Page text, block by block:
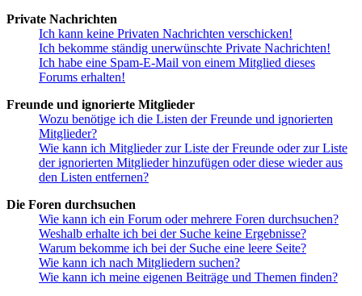
Private Nachrichten
Ich kann keine Privaten Nachrichten verschicken!
Ich bekomme ständig unerwünschte Private Nachrichten!
Ich habe eine Spam-E-Mail von einem Mitglied dieses
Forums erhalten!
Freunde und ignorierte Mitglieder
Wozu benötige ich die Listen der Freunde und ignorierten
Mitglieder?
Wie kann ich Mitglieder zur Liste der Freunde oder zur Liste
der ignorierten Mitglieder hinzufügen oder diese wieder aus
den Listen entfernen?
Die Foren durchsuchen
Wie kann ich ein Forum oder mehrere Foren durchsuchen?
Weshalb erhalte ich bei der Suche keine Ergebnisse?
Warum bekomme ich bei der Suche eine leere Seite?
Wie kann ich nach Mitgliedern suchen?
Wie kann ich meine eigenen Beiträge und Themen finden?